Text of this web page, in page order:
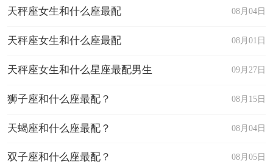
08月04日
天秤座女生和什么座最配
08月01日
天秤座女生和什么座最配
09月27日
天秤座女生和什么星座最配男生
08月15日
狮子座和什么座最配？
08月04日
天蝎座和什么座最配？
08月05日
双子座和什么座最配？